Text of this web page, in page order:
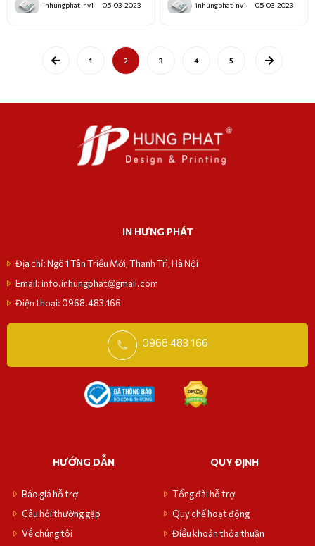
inhungphat-nv1 05-03-2023 inhungphat-nv1 05-03-2023
1 2 3 4 5
IN HƯNG PHÁT
Địa chỉ: Ngõ 1 Tân Triều Mới, Thanh Trì, Hà Nội
Email: info.inhungphat@gmail.com
Điện thoại: 0968.483.166
0968 483 166
HƯỚNG DẪN
Báo giá hỗ trợ
Câu hỏi thường gặp
Về chúng tôi
QUY ĐỊNH
Tổng đài hỗ trợ
Quy chế hoạt động
Điều khoản thỏa thuận